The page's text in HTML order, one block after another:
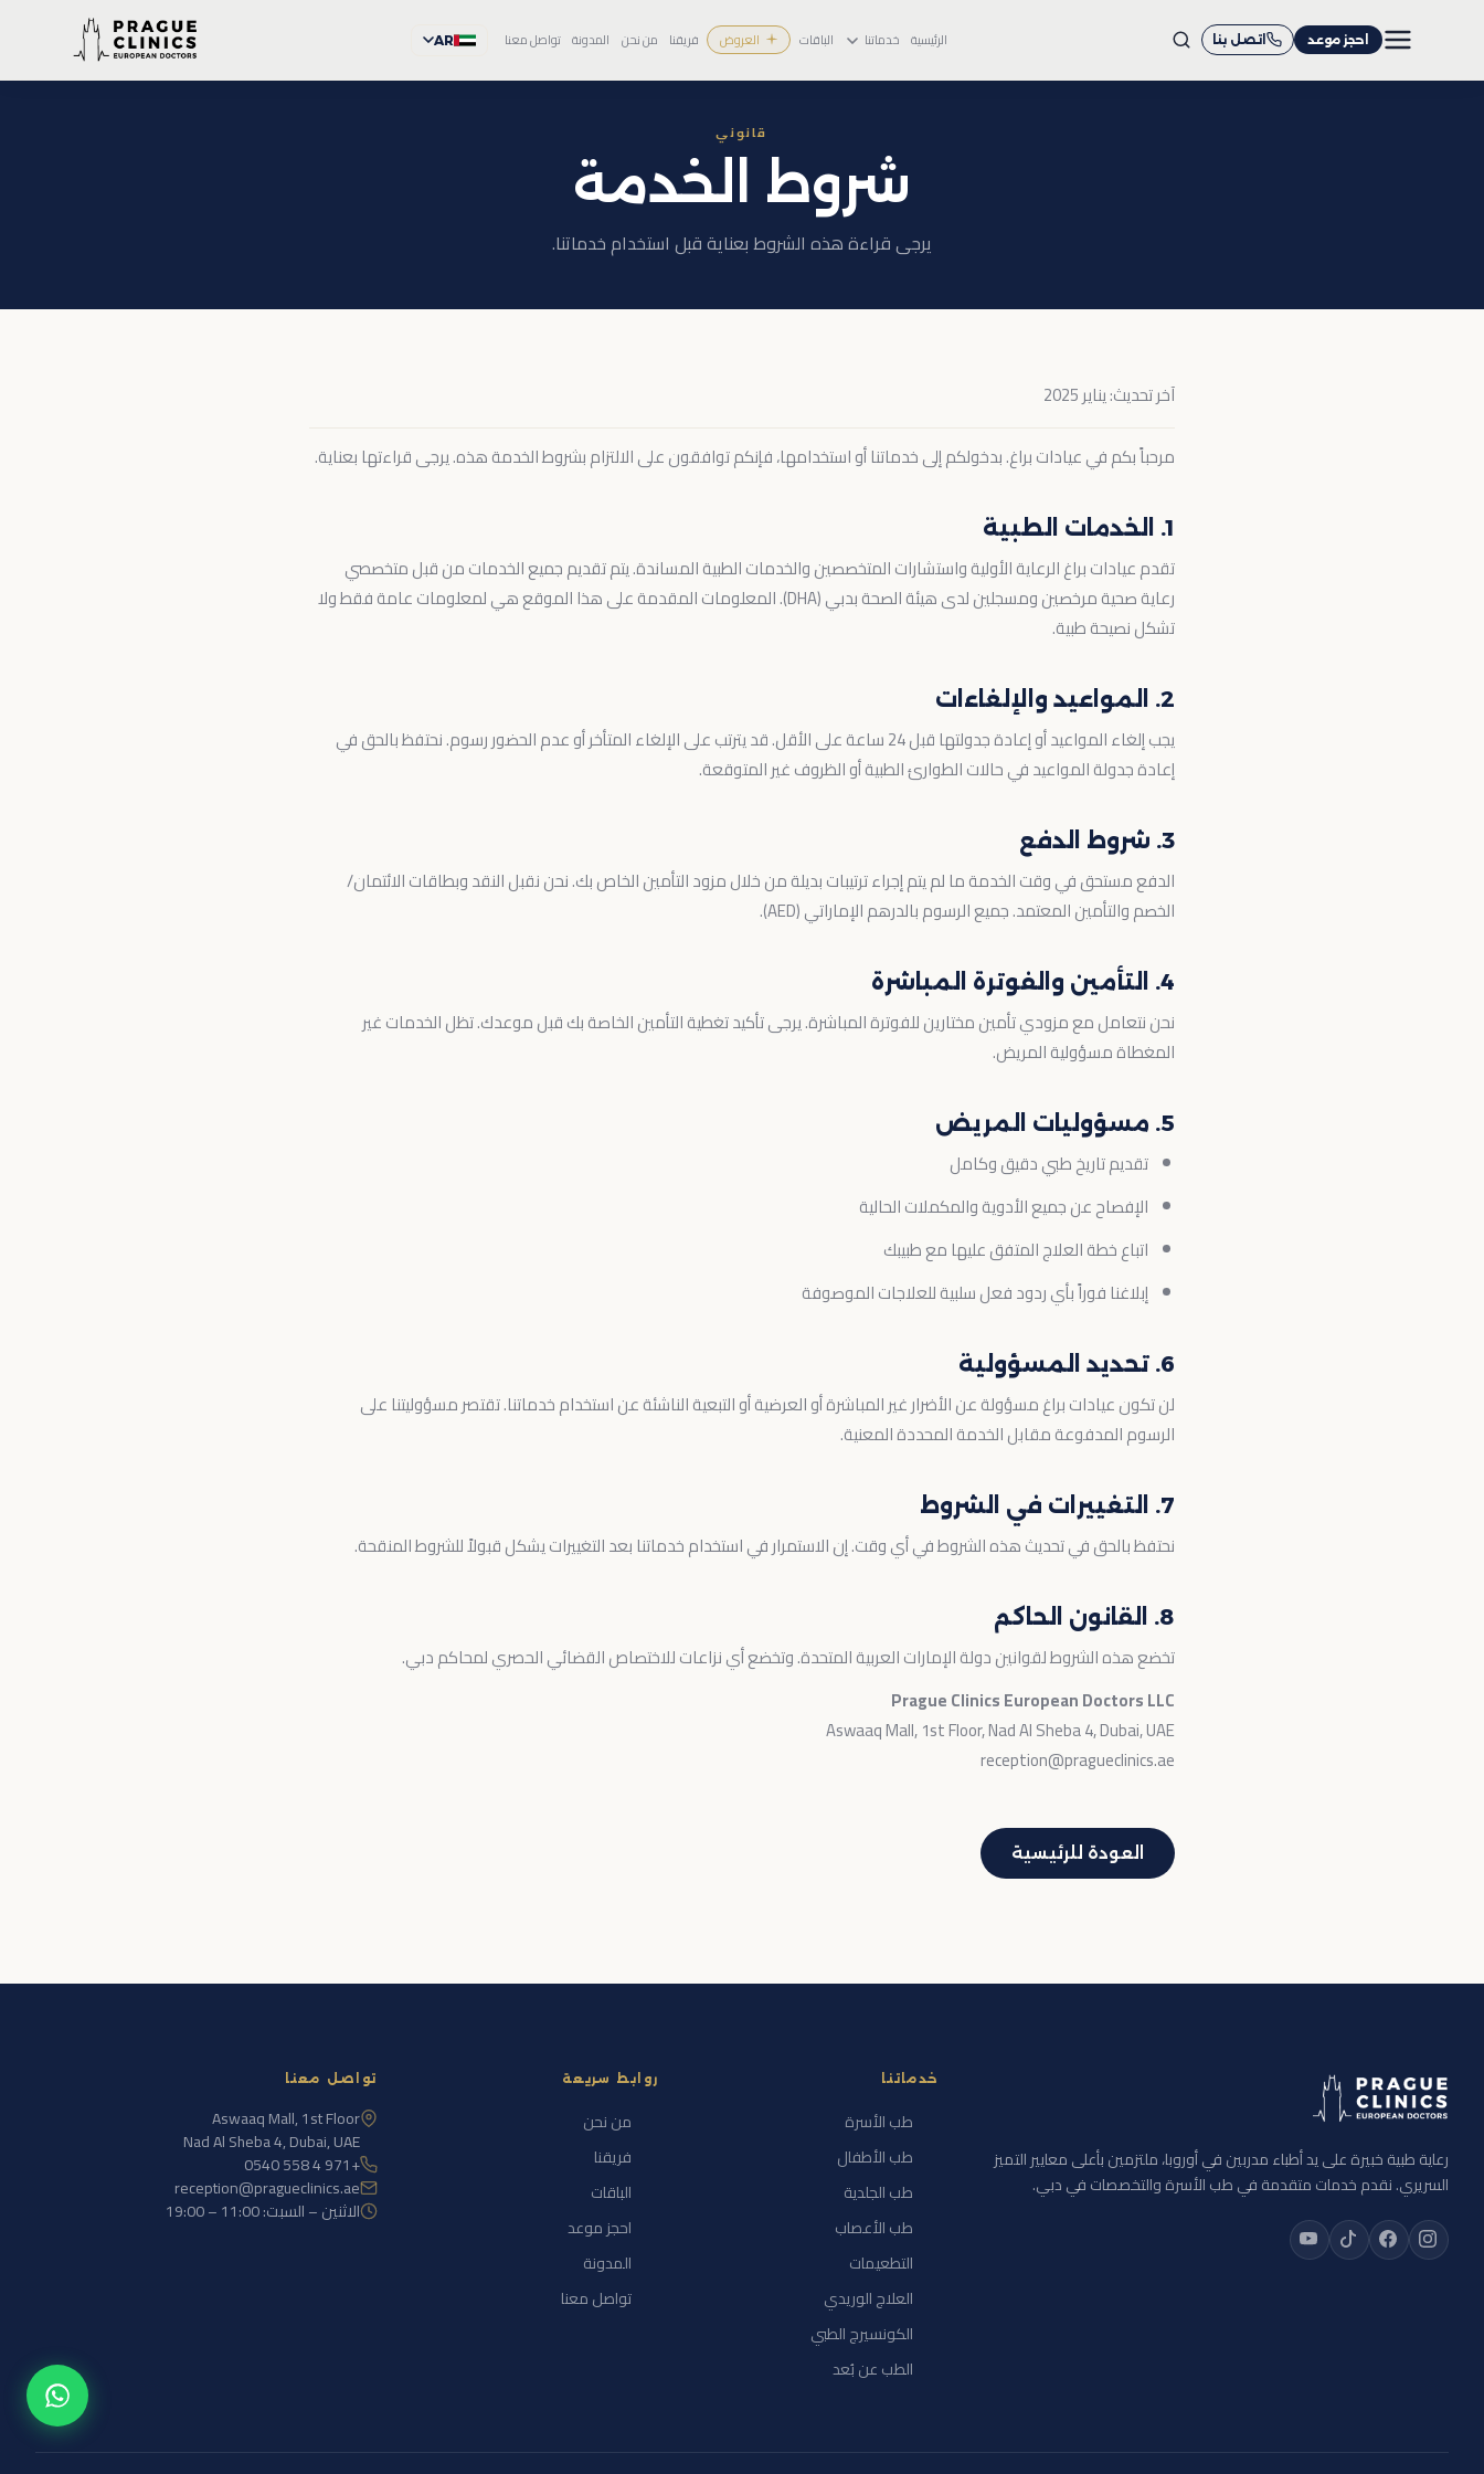
واتساب
الرئيسية خدماتنا الباقات العروض فريقنا من نحن المدونة تواصل معنا AR اتصل بنا احجز موعد
قانوني
شروط الخدمة
يرجى قراءة هذه الشروط بعناية قبل استخدام خدماتنا.
آخر تحديث: يناير 2025
مرحباً بكم في عيادات براغ. بدخولكم إلى خدماتنا أو استخدامها، فإنكم توافقون على الالتزام بشروط الخدمة هذه. يرجى قراءتها بعناية.
1. الخدمات الطبية
تقدم عيادات براغ الرعاية الأولية واستشارات المتخصصين والخدمات الطبية المساندة. يتم تقديم جميع الخدمات من قبل متخصصي
رعاية صحية مرخصين ومسجلين لدى هيئة الصحة بدبي (DHA). المعلومات المقدمة على هذا الموقع هي لمعلومات عامة فقط ولا
تشكل نصيحة طبية.
2. المواعيد والإلغاءات
يجب إلغاء المواعيد أو إعادة جدولتها قبل 24 ساعة على الأقل. قد يترتب على الإلغاء المتأخر أو عدم الحضور رسوم. نحتفظ بالحق في
إعادة جدولة المواعيد في حالات الطوارئ الطبية أو الظروف غير المتوقعة.
3. شروط الدفع
الدفع مستحق في وقت الخدمة ما لم يتم إجراء ترتيبات بديلة من خلال مزود التأمين الخاص بك. نحن نقبل النقد وبطاقات الائتمان/
الخصم والتأمين المعتمد. جميع الرسوم بالدرهم الإماراتي (AED).
4. التأمين والفوترة المباشرة
نحن نتعامل مع مزودي تأمين مختارين للفوترة المباشرة. يرجى تأكيد تغطية التأمين الخاصة بك قبل موعدك. تظل الخدمات غير
المغطاة مسؤولية المريض.
5. مسؤوليات المريض
تقديم تاريخ طبي دقيق وكامل
الإفصاح عن جميع الأدوية والمكملات الحالية
اتباع خطة العلاج المتفق عليها مع طبيبك
إبلاغنا فوراً بأي ردود فعل سلبية للعلاجات الموصوفة
6. تحديد المسؤولية
لن تكون عيادات براغ مسؤولة عن الأضرار غير المباشرة أو العرضية أو التبعية الناشئة عن استخدام خدماتنا. تقتصر مسؤوليتنا على
الرسوم المدفوعة مقابل الخدمة المحددة المعنية.
7. التغييرات في الشروط
نحتفظ بالحق في تحديث هذه الشروط في أي وقت. إن الاستمرار في استخدام خدماتنا بعد التغييرات يشكل قبولاً للشروط المنقحة.
8. القانون الحاكم
تخضع هذه الشروط لقوانين دولة الإمارات العربية المتحدة. وتخضع أي نزاعات للاختصاص القضائي الحصري لمحاكم دبي.
Prague Clinics European Doctors LLC
Aswaaq Mall, 1st Floor, Nad Al Sheba 4, Dubai, UAE
reception@pragueclinics.ae
العودة للرئيسية
رعاية طبية خبيرة على يد أطباء مدربين في أوروبا، ملتزمين بأعلى معايير التميز
السريري. نقدم خدمات متقدمة في طب الأسرة والتخصصات في دبي.
خدماتنا
طب الأسرة
طب الأطفال
طب الجلدية
طب الأعصاب
التطعيمات
العلاج الوريدي
الكونسيرج الطبي
الطب عن بُعد
روابط سريعة
من نحن
فريقنا
الباقات
احجز موعد
المدونة
تواصل معنا
تواصل معنا
Aswaaq Mall, 1st Floor
Nad Al Sheba 4, Dubai, UAE
+971 4 558 0540
reception@pragueclinics.ae
الاثنين – السبت: 11:00 – 19:00